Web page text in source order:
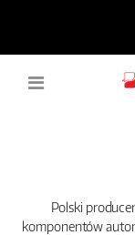
Polski
komponentów